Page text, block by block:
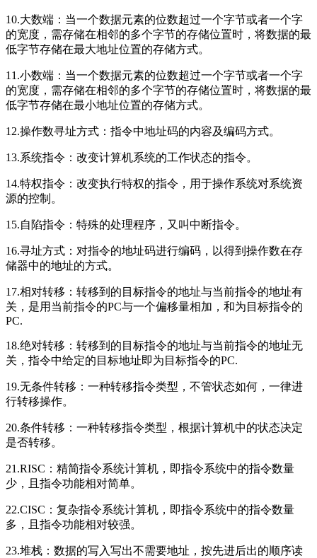
10.大数端：当一个数据元素的位数超过一个字节或者一个字
的宽度，需存储在相邻的多个字节的存储位置时，将数据的最
低字节存储在最大地址位置的存储方式。
11.小数端：当一个数据元素的位数超过一个字节或者一个字
的宽度，需存储在相邻的多个字节的存储位置时，将数据的最
低字节存储在最小地址位置的存储方式。
12.操作数寻址方式：指令中地址码的内容及编码方式。
13.系统指令：改变计算机系统的工作状态的指令。
14.特权指令：改变执行特权的指令，用于操作系统对系统资
源的控制。
15.自陷指令：特殊的处理程序，又叫中断指令。
16.寻址方式：对指令的地址码进行编码，以得到操作数在存
储器中的地址的方式。
17.相对转移：转移到的目标指令的地址与当前指令的地址有
关，是用当前指令的PC与一个偏移量相加，和为目标指令的
PC.
18.绝对转移：转移到的目标指令的地址与当前指令的地址无
关，指令中给定的目标地址即为目标指令的PC.
19.无条件转移：一种转移指令类型，不管状态如何，一律进
行转移操作。
20.条件转移：一种转移指令类型，根据计算机中的状态决定
是否转移。
21.RISC：精简指令系统计算机，即指令系统中的指令数量
少，且指令功能相对简单。
22.CISC：复杂指令系统计算机，即指令系统中的指令数量
多，且指令功能相对较强。
23.堆栈：数据的写入写出不需要地址，按先进后出的顺序读